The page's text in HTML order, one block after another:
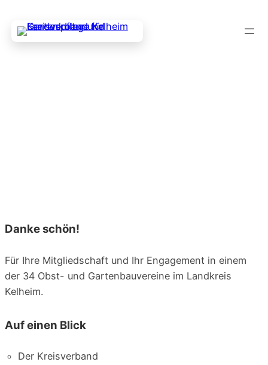
Inhalt
springen
Danke schön!
Für Ihre Mit­glied­schaft und Ihr Enga­ge­ment in einem
der 34 Obst- und Gar­ten­bau­ver­ei­ne im Land­kreis
Kelheim.
Auf einen Blick
Der Kreis­ver­band